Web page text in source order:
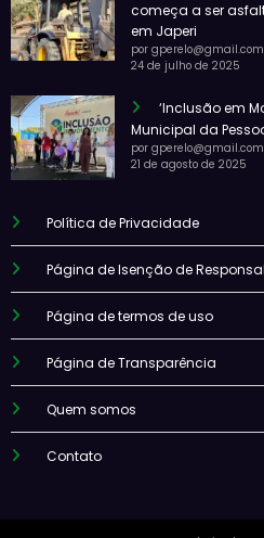
começa a ser
em Japeri
por gperelo@gmail.com
24 de julho de 2025
‘Inclusão em
Municipal da
por gperelo@gmail.com
21 de agosto de 2025
Política de Privacidade
Página de Isenção de
Página de termos de uso
Página de Transparência
Quem somos
Contato